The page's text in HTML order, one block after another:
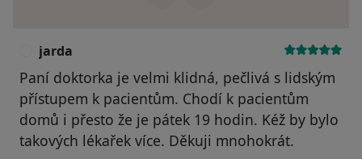
jarda
Paní doktorka je velmi klidná, pečlivá s lidským
přístupem k pacientům. Chodí k pacientům
domů i přesto že je pátek 19 hodin. Kéž by bylo
takových lékařek více. Děkuji mnohokrát.